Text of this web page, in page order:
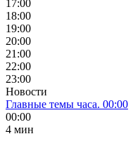
17:00
18:00
19:00
20:00
21:00
22:00
23:00
Новости
Главные темы часа. 00:00
00:00
4 мин